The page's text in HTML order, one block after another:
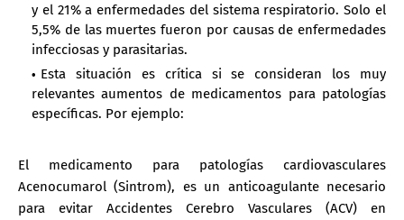
y el 21% a enfermedades del sistema respiratorio. Solo el
5,5% de las muertes fueron por causas de enfermedades
infecciosas y parasitarias.
Esta situación es crítica si se consideran los muy
relevantes aumentos de medicamentos para patologías
específicas. Por ejemplo:
El medicamento para patologías cardiovasculares
Acenocumarol (Sintrom), es un anticoagulante necesario
para evitar Accidentes Cerebro Vasculares (ACV) en